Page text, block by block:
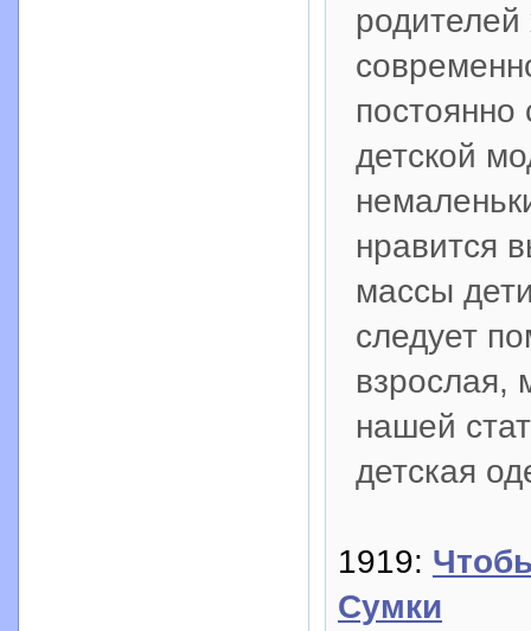
родителей
детской
нравится
массы
следует
взрослая,
нашей
детская
1919:
Сумки